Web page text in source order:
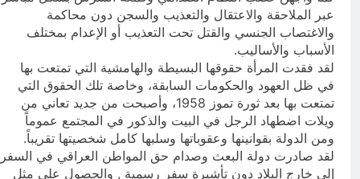
عبر الملاحقة والاعتقال والتعذيب والسجن دون محاكمة
والاغتصاب الجنسي والقتل تحت التعذيب أو الإعدام بمختلف
الأسباب والأساليب.
لقد فقدت المرأة حقوقها البسيطة والهامشية التي تمتعت بها
في ظل العهود والحكومات السابقة، وخاصة تلك الحقوق التي
تمتعت بها بعد ثورة تموز 1958، وأصبحت من جديد تعاني من
ويلات اضطهاد الرجل في البيت والذكور في المجتمع عموماً
ومن الدولة بقوانينها وعقوباتها وسلبها كامل شخصيتها تقريباً.
لقد صادرت دولة البعث وصدام حق المواطن العراقي في السفر
إلى خارج البلاد دون تأشيرة سفر رسمية , والحصول على مثل